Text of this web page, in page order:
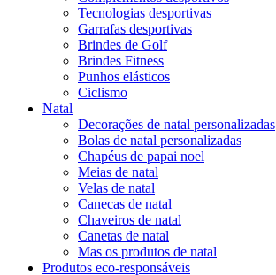
Tecnologias desportivas
Garrafas desportivas
Brindes de Golf
Brindes Fitness
Punhos elásticos
Ciclismo
Natal
Decorações de natal personalizadas
Bolas de natal personalizadas
Chapéus de papai noel
Meias de natal
Velas de natal
Canecas de natal
Chaveiros de natal
Canetas de natal
Mas os produtos de natal
Produtos eco-responsáveis